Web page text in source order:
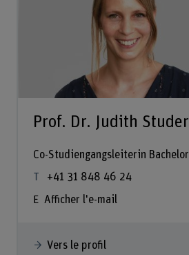
Prof. Dr. Judith Studer
Co-Studiengangsleiterin Bachelor
+41 31 848 46 24
Afficher l'e-mail
Vers le profil